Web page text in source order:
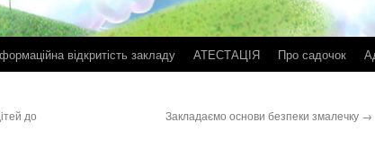
відкритість закладу АТЕСТАЦІЯ Про садочок
до
Закладаємо основи безпеки змалечку →